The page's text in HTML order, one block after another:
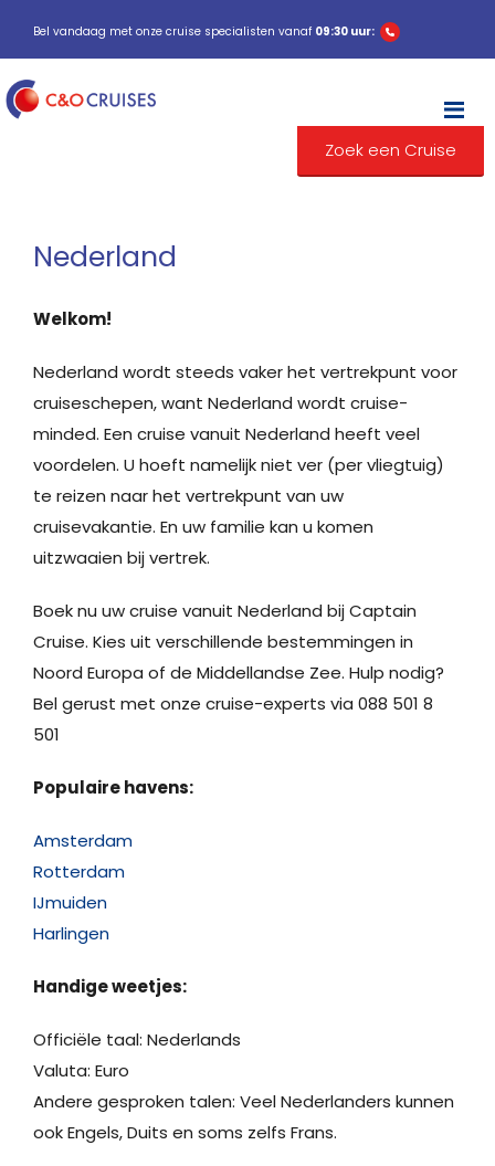
Bel vandaag met onze cruise specialisten vanaf 09:30 uur:
Zoek een Cruise
Nederland
Welkom!
Nederland wordt steeds vaker het vertrekpunt voor
cruiseschepen, want Nederland wordt cruise-
minded. Een cruise vanuit Nederland heeft veel
voordelen. U hoeft namelijk niet ver (per vliegtuig)
te reizen naar het vertrekpunt van uw
cruisevakantie. En uw familie kan u komen
uitzwaaien bij vertrek.
Boek nu uw cruise vanuit Nederland bij Captain
Cruise. Kies uit verschillende bestemmingen in
Noord Europa of de Middellandse Zee. Hulp nodig?
Bel gerust met onze cruise-experts via 088 501 8
501
Populaire havens:
Amsterdam
Rotterdam
IJmuiden
Harlingen
Handige weetjes:
Officiële taal: Nederlands
Valuta: Euro
Andere gesproken talen: Veel Nederlanders kunnen
ook Engels, Duits en soms zelfs Frans.